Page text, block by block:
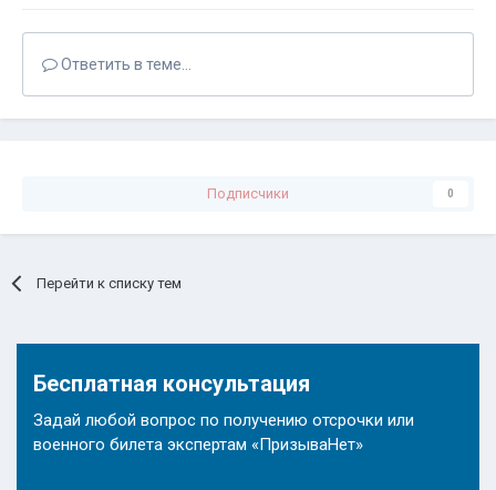
Ответить в теме...
Подписчики 0
Перейти к списку тем
Бесплатная консультация
Задай любой вопрос по получению отсрочки или
военного билета экспертам «ПризываНет»